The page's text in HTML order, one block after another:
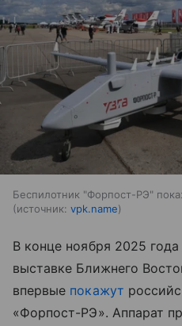
Беспилотник "Форпост-РЭ"
источник: vpk.name
В конце ноября 2025
выставке Ближнего
впервые покажут
«Форпост-РЭ». Аппарат